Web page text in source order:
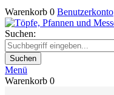
Warenkorb 0 Benutzerkonto
Suchen:
Suchen
Menü
Warenkorb 0